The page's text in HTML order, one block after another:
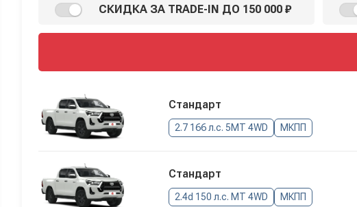
СКИДКА ЗА TRADE-IN ДО 150 000 ₽
Стандарт
2.7 166 л.с. 5MT 4WD МКПП
Стандарт
2.4d 150 л.с. MT 4WD МКПП